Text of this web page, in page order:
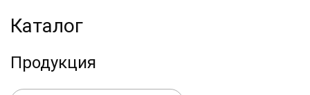
Каталог
Продукция